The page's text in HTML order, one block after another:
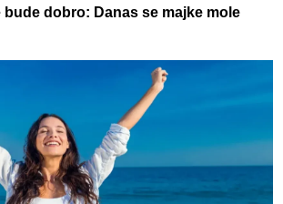
bude dobro: Danas se majke mole